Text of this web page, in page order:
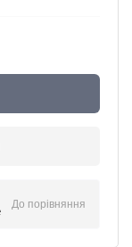
До порівняння